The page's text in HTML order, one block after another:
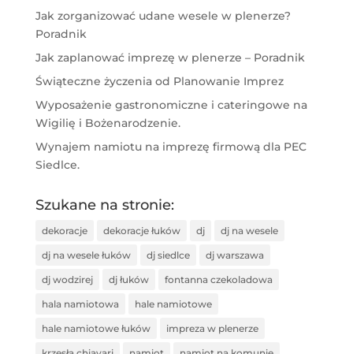
Jak zorganizować udane wesele w plenerze?
Poradnik
Jak zaplanować imprezę w plenerze – Poradnik
Świąteczne życzenia od Planowanie Imprez
Wyposażenie gastronomiczne i cateringowe na
Wigilię i Bożenarodzenie.
Wynajem namiotu na imprezę firmową dla PEC
Siedlce.
Szukane na stronie:
dekoracje dekoracje łuków dj dj na wesele
dj na wesele łuków dj siedlce dj warszawa
dj wodzirej dj łuków fontanna czekoladowa
hala namiotowa hale namiotowe
hale namiotowe łuków impreza w plenerze